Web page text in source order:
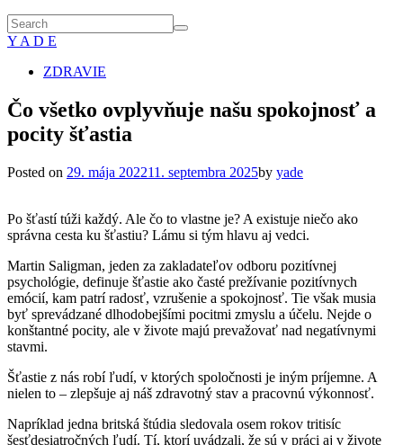
Y A D E
ZDRAVIE
Čo všetko ovplyvňuje našu spokojnosť a
pocity šťastia
Posted on 29. mája 202211. septembra 2025by yade
Po šťastí túži každý. Ale čo to vlastne je? A existuje niečo ako
správna cesta ku šťastiu? Lámu si tým hlavu aj vedci.
Martin Saligman, jeden za zakladateľov odboru pozitívnej
psychológie, definuje šťastie ako časté prežívanie pozitívnych
emócií, kam patrí radosť, vzrušenie a spokojnosť. Tie však musia
byť sprevádzané dlhodobejšími pocitmi zmyslu a účelu. Nejde o
konštantné pocity, ale v živote majú prevažovať nad negatívnymi
stavmi.
Šťastie z nás robí ľudí, v ktorých spoločnosti je iným príjemne. A
nielen to – zlepšuje aj náš zdravotný stav a pracovnú výkonnosť.
Napríklad jedna britská štúdia sledovala osem rokov tritisíc
šesťdesiatročných ľudí. Tí, ktorí uvádzali, že sú v práci aj v živote